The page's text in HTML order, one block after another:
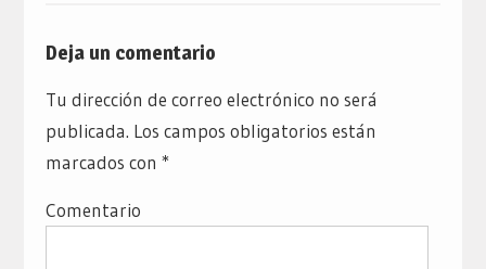
Deja un comentario
Tu dirección de correo electrónico no será
publicada. Los campos obligatorios están
marcados con *
Comentario